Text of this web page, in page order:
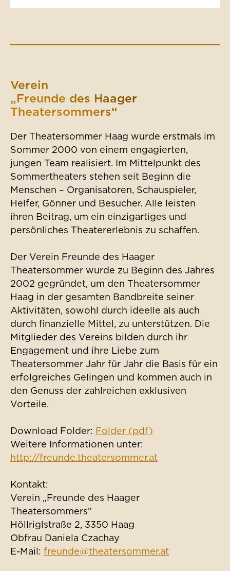
Verein
„Freunde des Haager
Theatersommers“
Der Theatersommer Haag wurde erstmals im
Sommer 2000 von einem engagierten,
jungen Team realisiert. Im Mittelpunkt des
Sommertheaters stehen seit Beginn die
Menschen – Organisatoren, Schauspieler,
Helfer, Gönner und Besucher. Alle leisten
ihren Beitrag, um ein einzigartiges und
persönliches Theatererlebnis zu schaffen.
Der Verein Freunde des Haager
Theatersommer wurde zu Beginn des Jahres
2002 gegründet, um den Theatersommer
Haag in der gesamten Bandbreite seiner
Aktivitäten, sowohl durch ideelle als auch
durch finanzielle Mittel, zu unterstützen. Die
Mitglieder des Vereins bilden durch ihr
Engagement und ihre Liebe zum
Theatersommer Jahr für Jahr die Basis für ein
erfolgreiches Gelingen und kommen auch in
den Genuss der zahlreichen exklusiven
Vorteile.
Download Folder: Folder (pdf)
Weitere Informationen unter:
http://freunde.theatersommer.at
Kontakt:
Verein „Freunde des Haager
Theatersommers”
Höllriglstraße 2, 3350 Haag
Obfrau Daniela Czachay
E-Mail: freunde@theatersommer.at